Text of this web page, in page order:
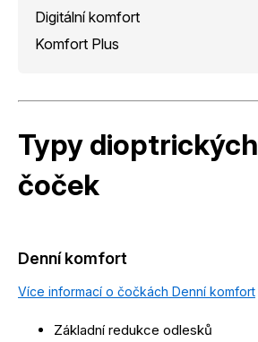
Digitální komfort
Komfort Plus
Typy dioptrických
čoček
Denní komfort
Více informací o čočkách Denní komfort
Základní redukce odlesků